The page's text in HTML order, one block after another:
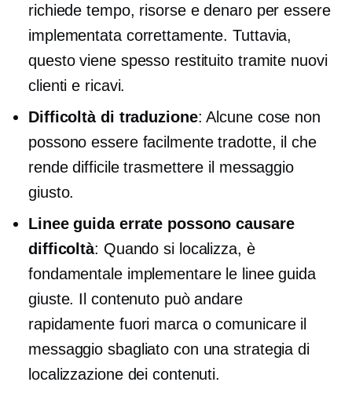
richiede tempo, risorse e denaro per essere
implementata correttamente. Tuttavia,
questo viene spesso restituito tramite nuovi
clienti e ricavi.
Difficoltà di traduzione: Alcune cose non
possono essere facilmente tradotte, il che
rende difficile trasmettere il messaggio
giusto.
Linee guida errate possono causare
difficoltà: Quando si localizza, è
fondamentale implementare le linee guida
giuste. Il contenuto può andare
rapidamente fuori marcao comunicare il
messaggio sbagliato con una strategia di
localizzazione dei contenuti.